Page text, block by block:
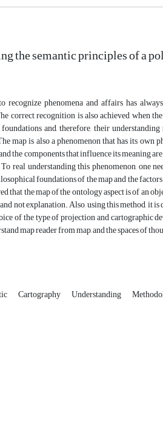
the semantic principles of a
recognize phenomena and affairs has
correct recognition is also achieved when
and, therefore, their
map is also a phenomenon that has its own
the components that influence its meaning
real understanding this phenomenon, one
foundations of the map and the
that the map of the ontology aspect is of an
not explanation. Also, using this method, it
of the type of projection and cartographic
map reader from map, and the spaces of
Cartography Understanding